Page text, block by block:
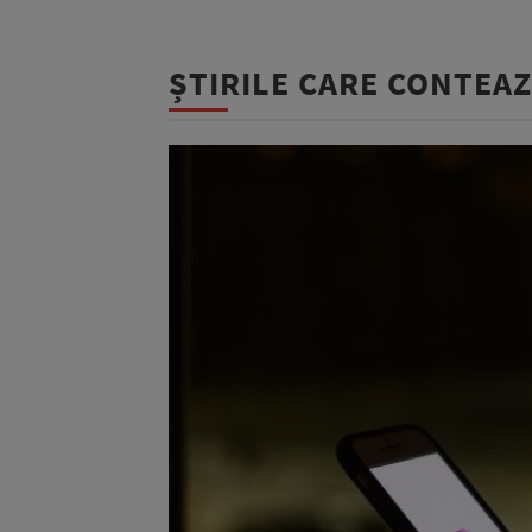
ȘTIRILE CARE